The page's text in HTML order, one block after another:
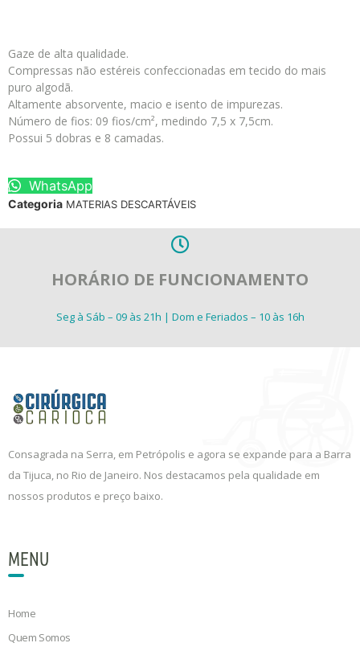
Gaze de alta qualidade.
Compressas não estéreis confeccionadas em tecido do mais
puro algodã.
Altamente absorvente, macio e isento de impurezas.
Número de fios: 09 fios/cm², medindo 7,5 x 7,5cm.
Possui 5 dobras e 8 camadas.
WhatsApp
Categoria MATERIAS DESCARTÁVEIS
HORÁRIO DE FUNCIONAMENTO
Seg à Sáb – 09 às 21h | Dom e Feriados – 10 às 16h
Consagrada na Serra, em Petrópolis e agora se expande para a Barra
da Tijuca, no Rio de Janeiro. Nos destacamos pela qualidade em
nossos produtos e preço baixo.
MENU
Home
Quem Somos